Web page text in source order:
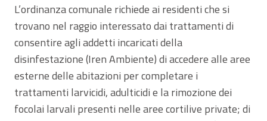
L’ordinanza comunale richiede ai residenti che si
trovano nel raggio interessato dai trattamenti di
consentire agli addetti incaricati della
disinfestazione (Iren Ambiente) di accedere alle aree
esterne delle abitazioni per completare i
trattamenti larvicidi, adulticidi e la rimozione dei
focolai larvali presenti nelle aree cortilive private; di